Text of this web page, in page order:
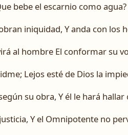
bebe el escarnio como agua?
iniquidad, Y anda con los
al hombre El conformar su
Lejos esté de Dios la
su obra, Y él le hará
Y el Omnipotente no